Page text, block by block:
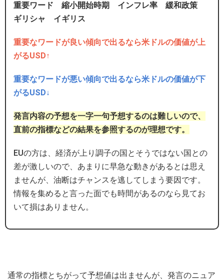
重要ワード 縮小開始時期 インフレ率 緩和政策
ギリシャ イギリス
重要なワードが良い傾向で出るなら米ドルの価値が上
がるUSD↑
重要なワードが悪い傾向で出るなら米ドルの価値が下
がるUSD↓
発言内容の予想を一字一句予想するのは難しいので、
直前の指標などの結果を参照するのが理想です。
EUの方は、経済が上り調子の国とそうではない国との
差が激しいので、あまりに早急な動きがあるとは思え
ませんが、油断はチャンスを逃してしまう要因です。
情報を集めると言った面でも時間があるのなら見てお
いて損はありません。
通常の指標とちがって予想値は出ませんが、発言のニュア